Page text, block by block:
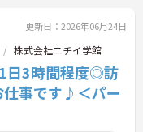
更新日：2026年06月24日
株式会社ニチイ学館
1日3時間程度◎訪
仕事です♪＜パー